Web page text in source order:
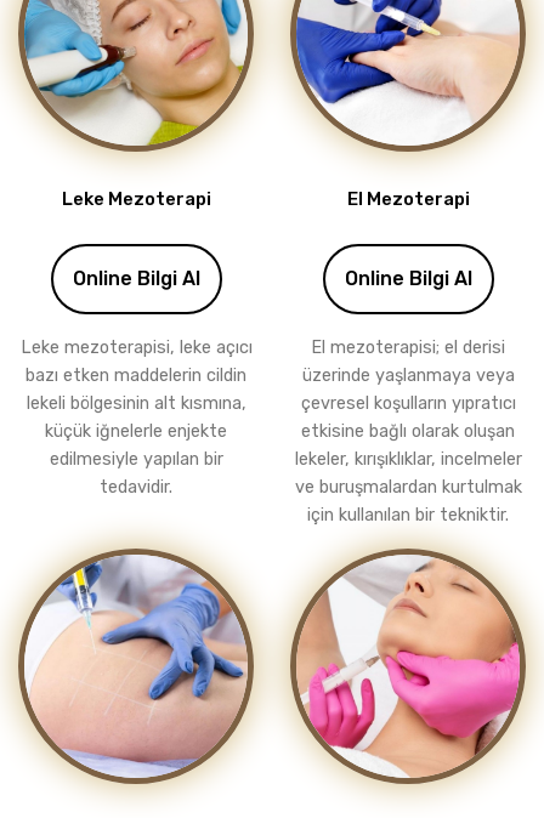
Leke Mezoterapi
Online Bilgi Al
Leke mezoterapisi, leke açıcı
bazı etken maddelerin cildin
lekeli bölgesinin alt kısmına,
küçük iğnelerle enjekte
edilmesiyle yapılan bir
tedavidir.
El Mezoterapi
Online Bilgi Al
El mezoterapisi; el derisi
üzerinde yaşlanmaya veya
çevresel koşulların yıpratıcı
etkisine bağlı olarak oluşan
lekeler, kırışıklıklar, incelmeler
ve buruşmalardan kurtulmak
için kullanılan bir tekniktir.